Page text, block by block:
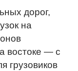
дорог,
на
востоке — с
грузовиков